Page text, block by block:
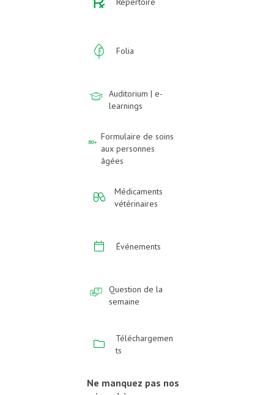
Folia
Auditorium | e-
learnings
Formulaire de soins
aux personnes
âgées
Médicaments
vétérinaires
Événements
Question de la
semaine
Téléchargemen
ts
Ne manquez pas nos